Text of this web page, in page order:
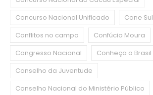
Concurso Nacional Unificado
Cone Sul
Conflitos no campo
Confúcio Moura
Congresso Nacional
Conheça o Brasil
Conselho da Juventude
Conselho Nacional do Ministério Público